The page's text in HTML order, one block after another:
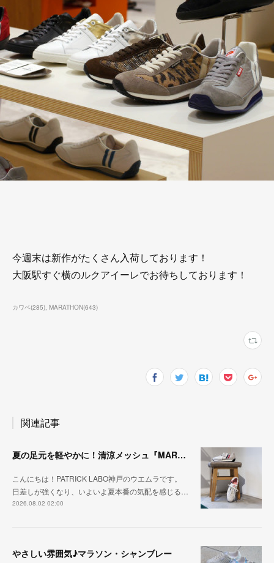
今週末は新作がたくさん入荷しております！
大阪駅すぐ横のルクアイーレでお待ちしております！
カワベ(285) MARATHON(643)
関連記事
夏の足元を軽やかに！清涼メッシュ『MARATHON-ME2』
こんにちは！PATRICK LABO神戸のウエムラです。
日差しが強くなり、いよいよ夏本番の気配を感じる…
2026.08.02 02:00
やさしい雰囲気♪マラソン・シャンブレー